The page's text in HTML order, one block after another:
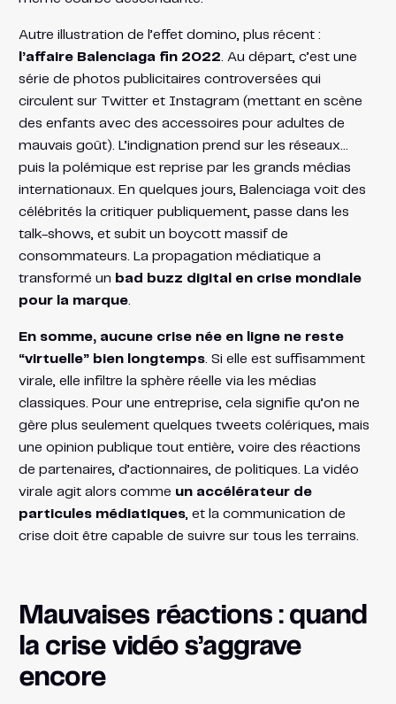
Autre illustration de l’effet domino, plus récent :
l’affaire Balenciaga fin 2022 . Au départ, c’est une
série de photos publicitaires controversées qui
circulent sur Twitter et Instagram (mettant en scène
des enfants avec des accessoires pour adultes de
mauvais goût). L’indignation prend sur les réseaux…
puis la polémique est reprise par les grands médias
internationaux. En quelques jours, Balenciaga voit des
célébrités la critiquer publiquement, passe dans les
talk-shows, et subit un boycott massif de
consommateurs. La propagation médiatique a
transformé un bad buzz digital en crise mondiale
pour la marque.
En somme, aucune crise née en ligne ne reste
“virtuelle” bien longtemps. Si elle est suffisamment
virale, elle infiltre la sphère réelle via les médias
classiques. Pour une entreprise, cela signifie qu’on ne
gère plus seulement quelques tweets colériques, mais
une opinion publique tout entière, voire des réactions
de partenaires, d’actionnaires, de politiques. La vidéo
virale agit alors comme un accélérateur de
particules médiatiques, et la communication de
crise doit être capable de suivre sur tous les terrains.
Mauvaises réactions : quand
la crise vidéo s’aggrave
encore